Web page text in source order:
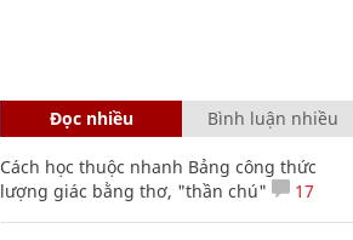
Đọc nhiều Bình luận nhiều
Cách học thuộc nhanh Bảng công thức
lượng giác bằng thơ, "thần chú"
17